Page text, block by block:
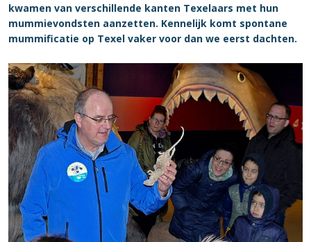
kwamen van verschillende kanten Texelaars met hun
mummievondsten aanzetten. Kennelijk komt spontane
mummificatie op Texel vaker voor dan we eerst dachten.